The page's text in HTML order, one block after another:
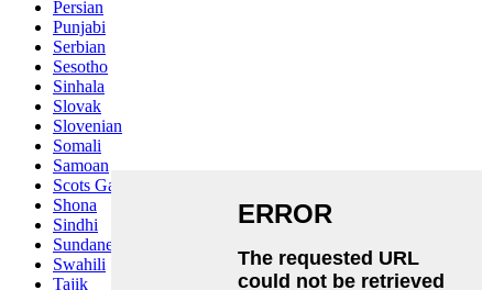
Persian
Punjabi
Serbian
Sesotho
Sinhala
Slovak
Slovenian
Somali
Samoan
Scots Gaelic
Shona
Sindhi
Sundanese
Swahili
Tajik